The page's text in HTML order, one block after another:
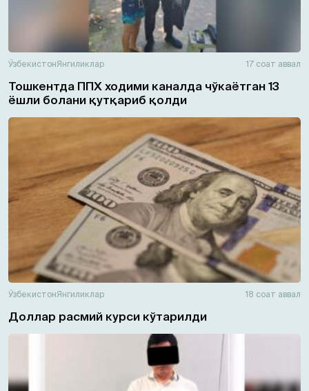
ЎзбекистонЯнгиликлар 17 соат аввал
Тошкентда ППХ ходими каналда чўкаётган 13
ёшли болани қутқариб қолди
ЎзбекистонЯнгиликлар 18 соат аввал
Доллар расмий курси кўтарилди